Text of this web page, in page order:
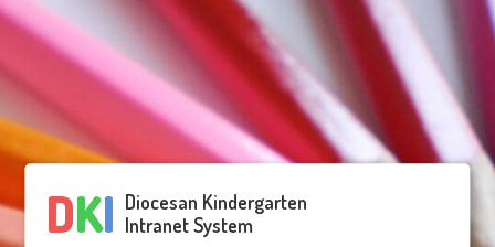
DKI Diocesan Kindergarten
Intranet System